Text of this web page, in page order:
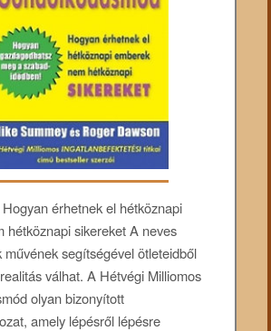
érhetnek el hétköznapi
hétköznapi sikereket A neves
művének segítségével ötleteidből
válhat. A Hétvégi Milliomos
olyan bizonyított
amely lépésről lépésre